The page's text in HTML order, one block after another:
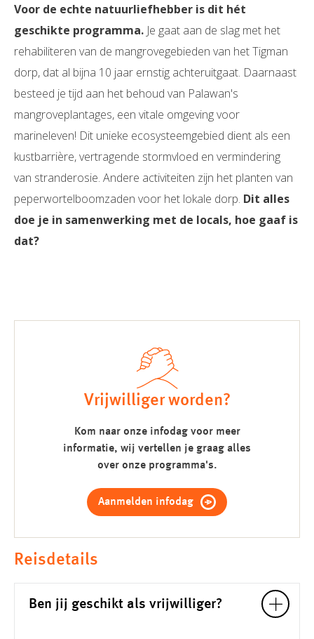
Voor de echte natuurliefhebber is dit hét
geschikte programma. Je gaat aan de slag met het
rehabiliteren van de mangrovegebieden van het Tigman
dorp, dat al bijna 10 jaar ernstig achteruitgaat. Daarnaast
besteed je tijd aan het behoud van Palawan's
mangroveplantages, een vitale omgeving voor
marineleven! Dit unieke ecosysteemgebied dient als een
kustbarrière, vertragende stormvloed en vermindering
van stranderosie. Andere activiteiten zijn het planten van
peperwortelboomzaden voor het lokale dorp. Dit alles
doe je in samenwerking met de locals, hoe gaaf is
dat?
Vrijwilliger worden?
Kom naar onze infodag voor meer
informatie, wij vertellen je graag alles
over onze programma's.
Aanmelden infodag
Reisdetails
Ben jij geschikt als vrijwilliger?